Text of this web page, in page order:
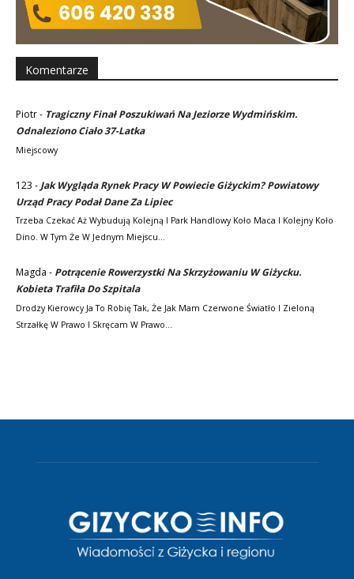
Komentarze
Piotr- Tragiczny Finał Poszukiwań Na Jeziorze Wydmińskim.
Odnaleziono Ciało 37-Latka
Miejscowy
123 - Jak Wygląda Rynek Pracy W Powiecie Giżyckim? Powiatowy
Urząd Pracy Podał Dane Za Lipiec
Trzeba Czekać Aż Wybudują Kolejną I Park Handlowy Koło Maca I Kolejny Koło
Dino. W Tym Że W Jednym Miejscu…
Magda - Potrącenie Rowerzystki Na Skrzyżowaniu W Giżycku.
Kobieta Trafiła Do Szpitala
Drodzy Kierowcy Ja To Robię Tak, Że Jak Mam Czerwone Światło I Zieloną
Strzałkę W Prawo I Skręcam W Prawo…